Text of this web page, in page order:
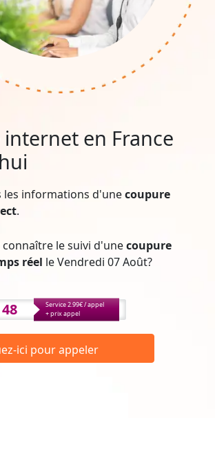
en France
les informations d'unecoupure
.
le suivi d'unecoupure
réel le Vendredi 07 Août?
Service 2.99€ / appel
+ prix appel
ici pour appeler